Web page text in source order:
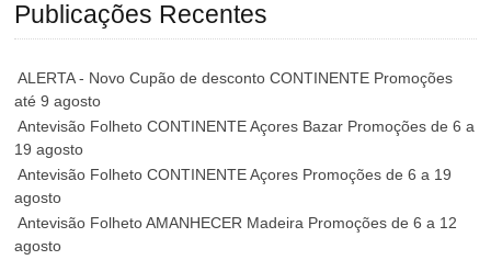
Publicações Recentes
ALERTA - Novo Cupão de desconto CONTINENTE Promoções
até 9 agosto
Antevisão Folheto CONTINENTE Açores Bazar Promoções de 6 a
19 agosto
Antevisão Folheto CONTINENTE Açores Promoções de 6 a 19
agosto
Antevisão Folheto AMANHECER Madeira Promoções de 6 a 12
agosto